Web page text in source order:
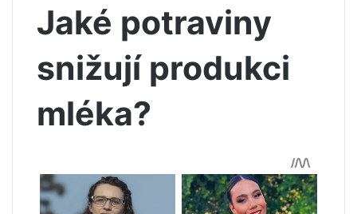
Jaké potraviny
snižují produkci
mléka?